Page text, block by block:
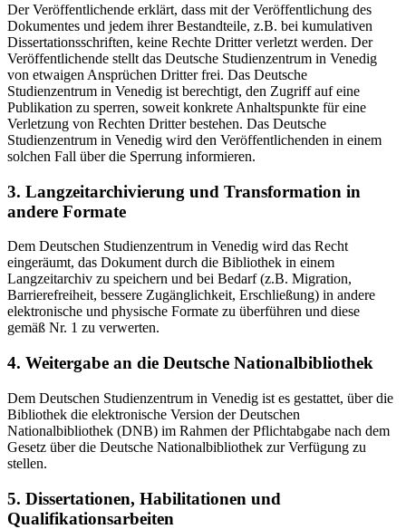
Der Veröffentlichende erklärt, dass mit der Veröffentlichung des
Dokumentes und jedem ihrer Bestandteile, z.B. bei kumulativen
Dissertationsschriften, keine Rechte Dritter verletzt werden. Der
Veröffentlichende stellt das Deutsche Studienzentrum in Venedig
von etwaigen Ansprüchen Dritter frei. Das Deutsche
Studienzentrum in Venedig ist berechtigt, den Zugriff auf eine
Publikation zu sperren, soweit konkrete Anhaltspunkte für eine
Verletzung von Rechten Dritter bestehen. Das Deutsche
Studienzentrum in Venedig wird den Veröffentlichenden in einem
solchen Fall über die Sperrung informieren.
3. Langzeitarchivierung und Transformation in
andere Formate
Dem Deutschen Studienzentrum in Venedig wird das Recht
eingeräumt, das Dokument durch die Bibliothek in einem
Langzeitarchiv zu speichern und bei Bedarf (z.B. Migration,
Barrierefreiheit, bessere Zugänglichkeit, Erschließung) in andere
elektronische und physische Formate zu überführen und diese
gemäß Nr. 1 zu verwerten.
4. Weitergabe an die Deutsche Nationalbibliothek
Dem Deutschen Studienzentrum in Venedig ist es gestattet, über die
Bibliothek die elektronische Version der Deutschen
Nationalbibliothek (DNB) im Rahmen der Pflichtabgabe nach dem
Gesetz über die Deutsche Nationalbibliothek zur Verfügung zu
stellen.
5. Dissertationen, Habilitationen und
Qualifikationsarbeiten